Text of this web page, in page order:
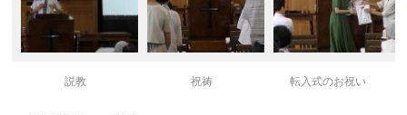
説教 祝祷 転入式のお祝い